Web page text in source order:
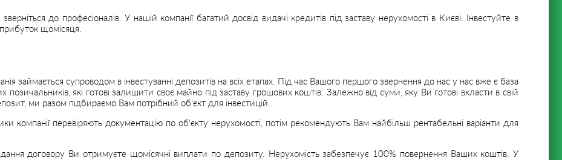
до професіоналів. У нашій компанії багатий досвід видачі кредитів під заставу нерухомості в Києві. Інвестуйте в
щомісяця.
займається супроводом в інвестуванні депозитів на всіх етапах. Під час Вашого першого звернення до нас у нас вже є база
позичальників, які готові залишити своє майно під заставу грошових коштів. Залежно від суми, яку Ви готові вкласти в свій
ми разом підбираємо Вам потрібний об'єкт для інвестицій.
компанії перевіряють документацію по об'єкту нерухомості, потім рекомендують Вам найбільш рентабельні варіанти для
договору Ви отримуєте щомісячні виплати по депозиту. Нерухомість забезпечує 100% повернення Ваших коштів. У